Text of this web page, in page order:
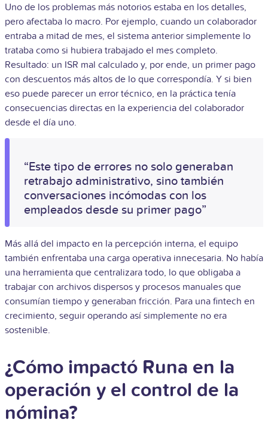
Uno de los problemas más notorios estaba en los detalles,
pero afectaba lo macro. Por ejemplo, cuando un colaborador
entraba a mitad de mes, el sistema anterior simplemente lo
trataba como si hubiera trabajado el mes completo.
Resultado: un ISR mal calculado y, por ende, un primer pago
con descuentos más altos de lo que correspondía. Y si bien
eso puede parecer un error técnico, en la práctica tenía
consecuencias directas en la experiencia del colaborador
desde el día uno.
“Este tipo de errores no solo generaban
retrabajo administrativo, sino también
conversaciones incómodas con los
empleados desde su primer pago”
Más allá del impacto en la percepción interna, el equipo
también enfrentaba una carga operativa innecesaria. No había
una herramienta que centralizara todo, lo que obligaba a
trabajar con archivos dispersos y procesos manuales que
consumían tiempo y generaban fricción. Para una fintech en
crecimiento, seguir operando así simplemente no era
sostenible.
¿Cómo impactó Runa en la
operación y el control de la
nómina?